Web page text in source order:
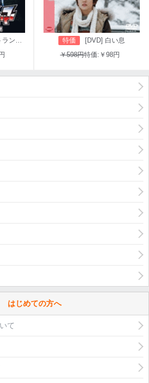
コンボイの謎
特価
[DVD] 白い息
￥598円特価:￥98円
はじめての方へ
て